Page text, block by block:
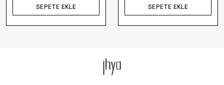
SEPETE EKLE SEPETE EKLE